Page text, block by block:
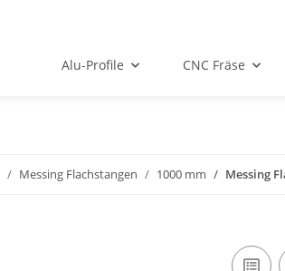
Alu-Profile CNC Fräse
Messing Flachstangen 1000 mm Messing